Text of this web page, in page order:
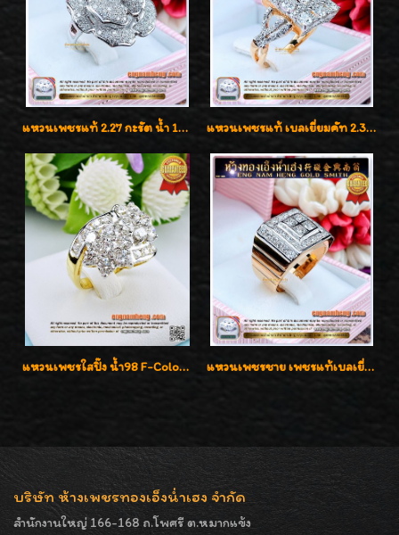
แหวนเพชรแท้ 2.27 กะรัต น้ำ 100% เบลเยี่ยมคัท ลวดลายดอกกุหลาบหรู แหวนเพชรแท้ เบลเยี่ยมคัท 2.39 กะรัต น้ำ 98 F-Color/VVS ดีไซน์หน้ากว้างหรูเต็มนิ้ว
แหวนเพชรใสปิ๊ง น้ำ98 F-Color/VVS1 น้ำหนักเพชรรวม 2.56 กะรัต ใส่เต็มนิ้วเพชรเป็นน้ำเป็นเนื้อสวยมากๆค่ะ แหวนเพชรชาย เพชรแท้เบลเยี่ยมคัท น้ำ100% D-Color/VVS 2.46 กะรัต
บริษัท ห้างเพชรทองเอ็งน่ำเฮง จำกัด
สำนักงานใหญ่ 166-168 ถ.โพศรี ต.หมากแข้ง